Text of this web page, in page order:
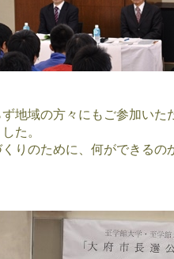
地域の方々にもご参加いた
た。
りのために、何ができるの